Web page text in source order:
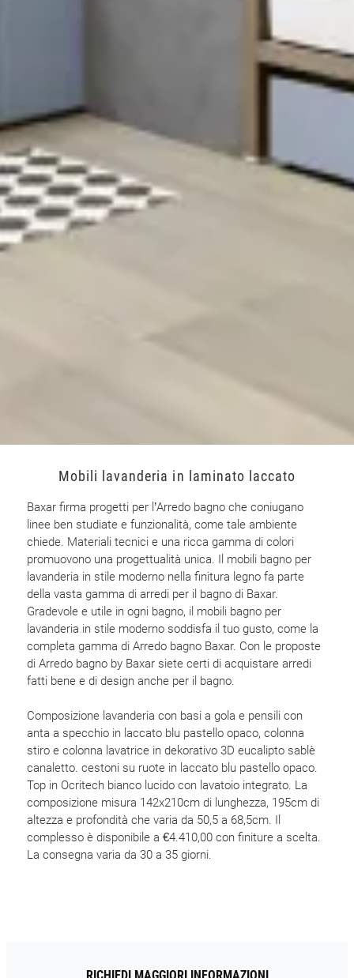
Mobili lavanderia in laminato laccato
Baxar firma progetti per l’Arredo bagno che coniugano
linee ben studiate e funzionalità, come tale ambiente
chiede. Materiali tecnici e una ricca gamma di colori
promuovono una progettualità unica. Il mobili bagno per
lavanderia in stile moderno nella finitura legno fa parte
della vasta gamma di arredi per il bagno di Baxar.
Gradevole e utile in ogni bagno, il mobili bagno per
lavanderia in stile moderno soddisfa il tuo gusto, come la
completa gamma di Arredo bagno Baxar. Con le proposte
di Arredo bagno by Baxar siete certi di acquistare arredi
fatti bene e di design anche per il bagno.
Composizione lavanderia con basi a gola e pensili con
anta a specchio in laccato blu pastello opaco, colonna
stiro e colonna lavatrice in dekorativo 3D eucalipto sablè
canaletto. cestoni su ruote in laccato blu pastello opaco.
Top in Ocritech bianco lucido con lavatoio integrato. La
composizione misura 142x210cm di lunghezza, 195cm di
altezza e profondità che varia da 50,5 a 68,5cm. Il
complesso è disponibile a €4.410,00 con finiture a scelta.
La consegna varia da 30 a 35 giorni.
RICHIEDI MAGGIORI INFORMAZIONI